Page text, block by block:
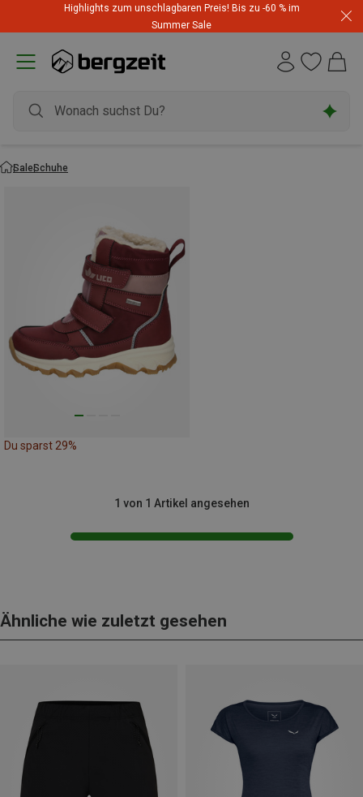
Highlights zum unschlagbaren Preis! Bis zu -60 % im
Summer Sale
SaleSchuhe
Du sparst 29%
1 von 1 Artikel angesehen
Ähnliche wie zuletzt gesehen